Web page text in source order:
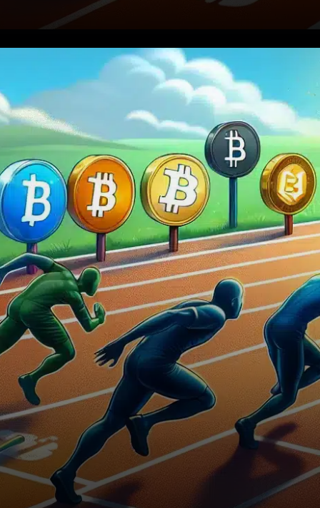
Le 12 novembre 2025, le
monde des cryptomonnaies a
assisté à un changement
notable : la domination du
Bitcoin est…